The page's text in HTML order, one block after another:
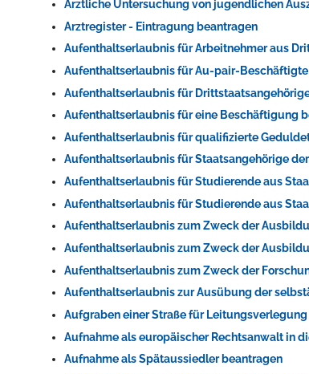
Ärztliche Untersuchung von jugendlichen
Arztregister - Eintragung beantragen
Aufenthaltserlaubnis für Arbeitnehmer aus
Aufenthaltserlaubnis für Au-pair-
Aufenthaltserlaubnis für
Aufenthaltserlaubnis für eine Beschäftigung
Aufenthaltserlaubnis für qualifizierte
Aufenthaltserlaubnis für Staatsangehörige
Aufenthaltserlaubnis für Studierende aus
Aufenthaltserlaubnis für Studierende aus
Aufenthaltserlaubnis zum Zweck der
Aufenthaltserlaubnis zum Zweck der
Aufenthaltserlaubnis zum Zweck der
Aufenthaltserlaubnis zur Ausübung der
Aufgraben einer Straße für
Aufnahme als europäischer Rechtsanwalt in
Aufnahme als Spätaussiedler beantragen